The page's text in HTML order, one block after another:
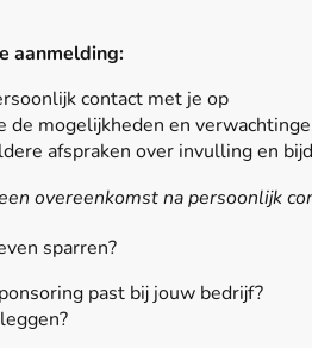
aanmelding:
contact met je op
de mogelijkheden en
afspraken over invulling en
overeenkomst na persoonlijk
sparren?
past bij jouw bedrijf?